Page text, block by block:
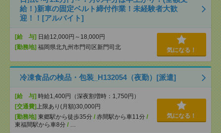
給！)新車の固定ベルト締付作業！未経験者大歓
迎！！[アルバイト]
[給 与] 日給12,000円～18,000円
[勤務地] 福岡県北九州市門司区新門司北 気になる！
冷凍食品の検品・包装_H132054（夜勤）[派遣]
[給 与] 時給1,400円（深夜割増時：1,750円）
[交通費] 上限あり(月額)30,000円
[勤務地] 東郷駅から徒歩35分 / 赤間駅から車11分 /
東福間駅から車8分 / …
気になる！